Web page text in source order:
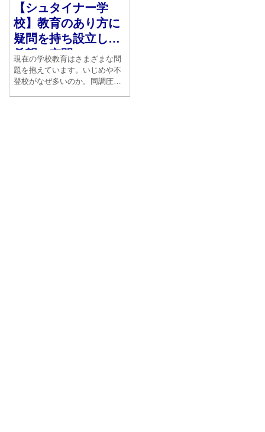
【シュタイナー学
校】教育のあり方に
疑問を持ち設立した
希望の空間
現在の学校教育はさまざまな問
題を抱えています。いじめや不
登校がなぜ多いのか。同調圧力